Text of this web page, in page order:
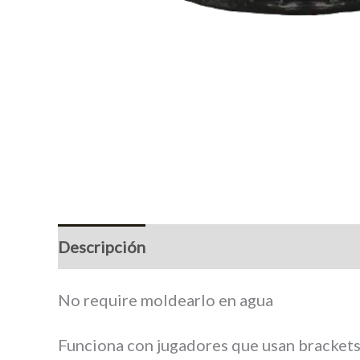
Descripción
No require moldearlo en agua
Funciona con jugadores que usan brackets